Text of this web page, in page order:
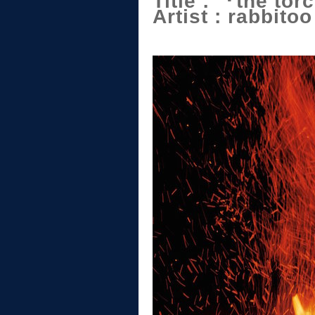
Artist : rabbitoo